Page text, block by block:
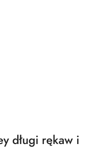
długi rękaw i